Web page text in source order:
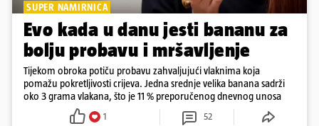
SUPER NAMIRNICA
Evo kada u danu jesti bananu za
bolju probavu i mršavljenje
Tijekom obroka potiču probavu zahvaljujući vlaknima koja
pomažu pokretljivosti crijeva. Jedna srednje velika banana sadrži
oko 3 grama vlakana, što je 11 % preporučenog dnevnog unosa
1 52